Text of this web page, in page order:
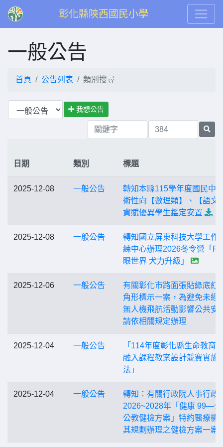
彰化縣陝西國民小學
一般公告
首頁 公告列表 類別搜尋
我想公告
日期 類別 標題
2025-12-08 一般公告
轉知本縣115學年度國民中
術性向【數理類】、【語文
資賦優異學生鑑定安置
2025-12-08 一般公告
轉知國立屏東科技大學工作
練中心辦理2026冬令營「
眼世界 犬力升級」
2025-12-06 一般公告
有關彰化市路面張貼綠底紅
角形標示一案，為避免未經
無人機飛航活動影響公共安
請依相關規定辦理
2025-12-04 一般公告
「114年度彰化縣生命教育
融入課程教案設計競賽實施
法」
2025-12-04 一般公告
轉知：有關行政院人事行政
2026~2028年「健康 99—
公教健檢方案」特約醫療機
其規劃辦理之健檢方案一案